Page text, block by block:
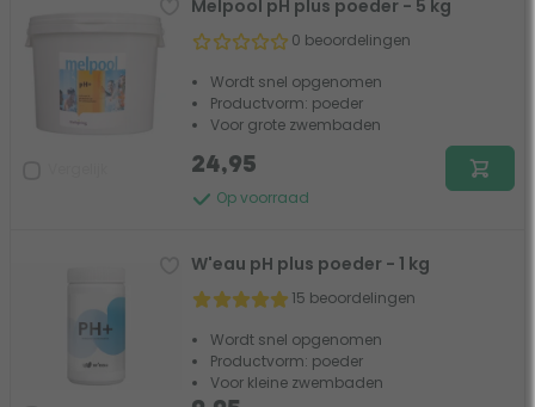
Melpool pH plus poeder - 5 kg
0 beoordelingen
Wordt snel opgenomen
Productvorm: poeder
Voor grote zwembaden
Op voorraad
24,95
W'eau pH plus poeder - 1 kg
15 beoordelingen
Wordt snel opgenomen
Productvorm: poeder
Voor kleine zwembaden